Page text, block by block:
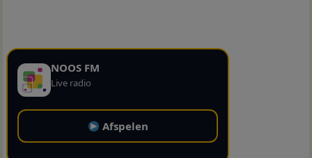
NOOS FM
Live radio
Afspelen